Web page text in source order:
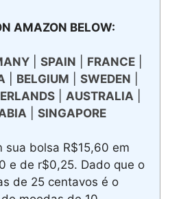
AMAZON BELOW:
| SPAIN FRANCE|
BELGIUM SWEDEN
| AUSTRALIA
SINGAPORE
sua bolsa R$15,60 em
e de r$0,25. Dado que o
de 25 centavos é o